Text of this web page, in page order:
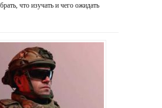
что изучать и чего ожидать